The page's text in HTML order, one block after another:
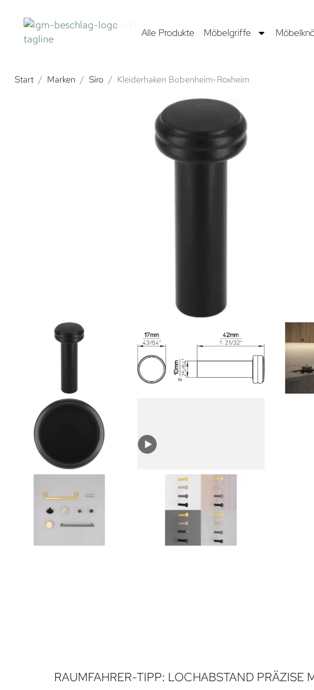
Alle Produkte Möbelgriffe
Start / Marken / Siro / Kleiderhaken Bobenheim-Roxheim
RAUMFAHRER-TIPP: LOCHABSTAND PRÄZISE